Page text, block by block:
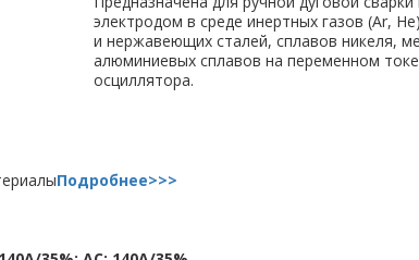
электродом в среде инертных газов (Ar,
и нержавеющих сталей, сплавов никеля,
алюминиевых сплавов на переменном
осциллятора.
Подробнее>>>